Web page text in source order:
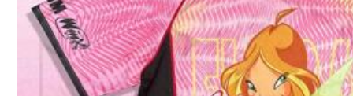
Dettagli Del Prodotto
Materiale: